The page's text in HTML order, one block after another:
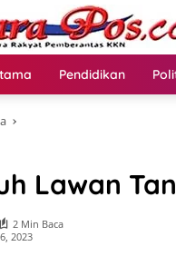
Pendidikan
Lawan
2 Min Baca
2023